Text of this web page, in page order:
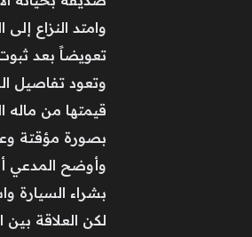
تعويضاً بعد
قيمتها من
بصورة مؤقتة
وأوضح المدعي
بشراء السيارة
لكن العلاقة